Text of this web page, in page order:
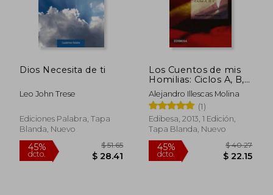
Dios Necesita de ti
Leo John Trese
Ediciones Palabra, Tapa
Blanda, Nuevo
Los Cuentos de mis
Homilias: Ciclos A, B,
C
Alejandro Illescas Molina
(1)
Edibesa, 2013, 1 Edición,
Tapa Blanda, Nuevo